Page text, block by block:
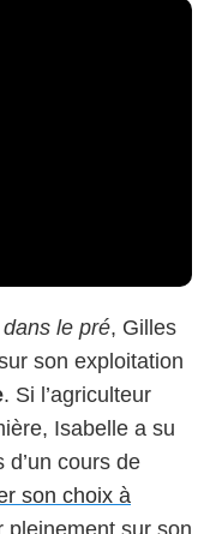
dans le pré, Gilles
son exploitation
. Si l’agriculteur
Isabelle a su
cours de
son choix à
pleinement sur son